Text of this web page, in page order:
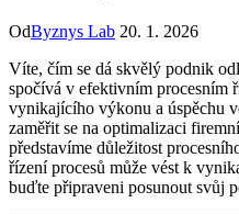
OdByznys Lab 20. 1. 2026
Víte, čím se dá skvělý podnik
spočívá v efektivním procesním
vynikajícího výkonu a úspěchu
zaměřit se na optimalizaci
představíme důležitost
řízení procesů může vést k
buďte připraveni posunout svůj